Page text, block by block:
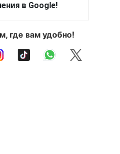
в Google!
где вам удобно!